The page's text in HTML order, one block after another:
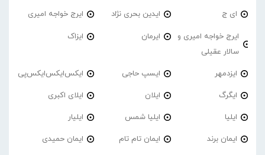
ای ج ایدین بحری نژاد ایرج خواجه امیری
ایرج خواجه امیری و
سالار عقیلی
ایرمان ایزاک
ایزدمهر ایسپ حاجی ایکس‌ایکس‌ایکس‌پی
ایگرگ ایلان ایلای اکبری
ایلیا ایلیا شمس ایلیار
ایمان برند ایمان تام تام ایمان حمیدی